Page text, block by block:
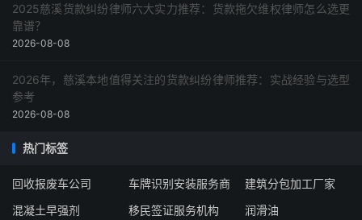
2025慈溪货款纠纷律师六大实力推荐：货款拖欠维权律师怎么选更
靠谱？
2026-08-08
2026年，慈溪本地值得关注的货款纠纷律师推荐：实战经验与选型
参考
2026-08-08
热门标签
回收报废车公司 车牌识别安装服务商
建筑分包加工厂家
混凝土早强剂
移民签证服务机构
润滑油